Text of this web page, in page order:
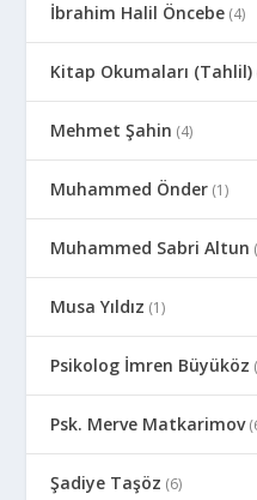
İbrahim Halil Öncebe (4)
Kitap Okumaları (Tahlil)
Mehmet Şahin (4)
Muhammed Önder (1)
Muhammed Sabri Altun
Musa Yıldız (1)
Psikolog İmren Büyüköz
Psk. Merve Matkarimov
Şadiye Taşöz (6)